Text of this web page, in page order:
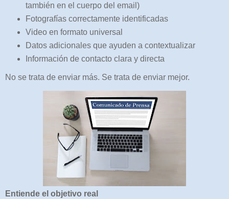
también en el cuerpo del email)
Fotografías correctamente identificadas
Video en formato universal
Datos adicionales que ayuden a contextualizar
Información de contacto clara y directa
No se trata de enviar más. Se trata de enviar mejor.
Entiende el objetivo real